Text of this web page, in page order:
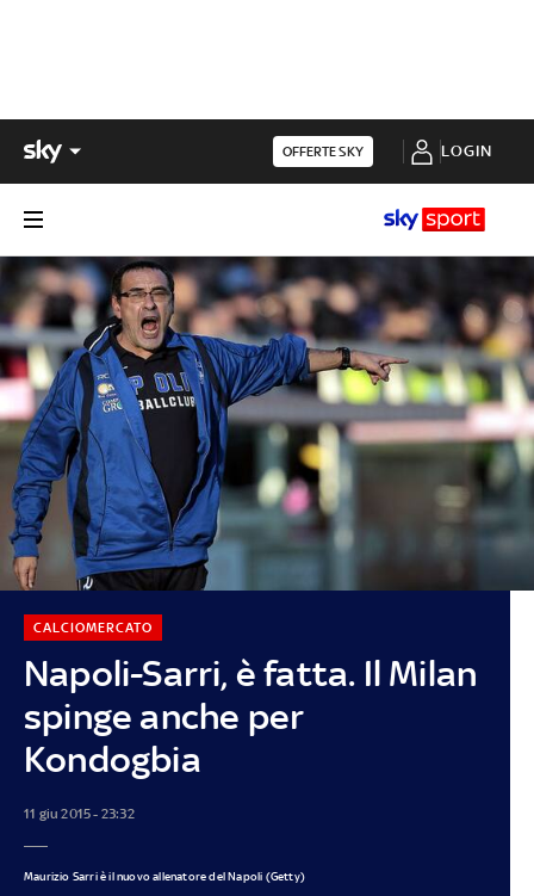
OFFERTE SKY LOGIN
Napoli-Sarri, è fatta. Il Milan
spinge anche per
Kondogbia
CALCIOMERCATO
11 giu 2015 - 23:32
Maurizio Sarri è il nuovo allenatore del Napoli (Getty)